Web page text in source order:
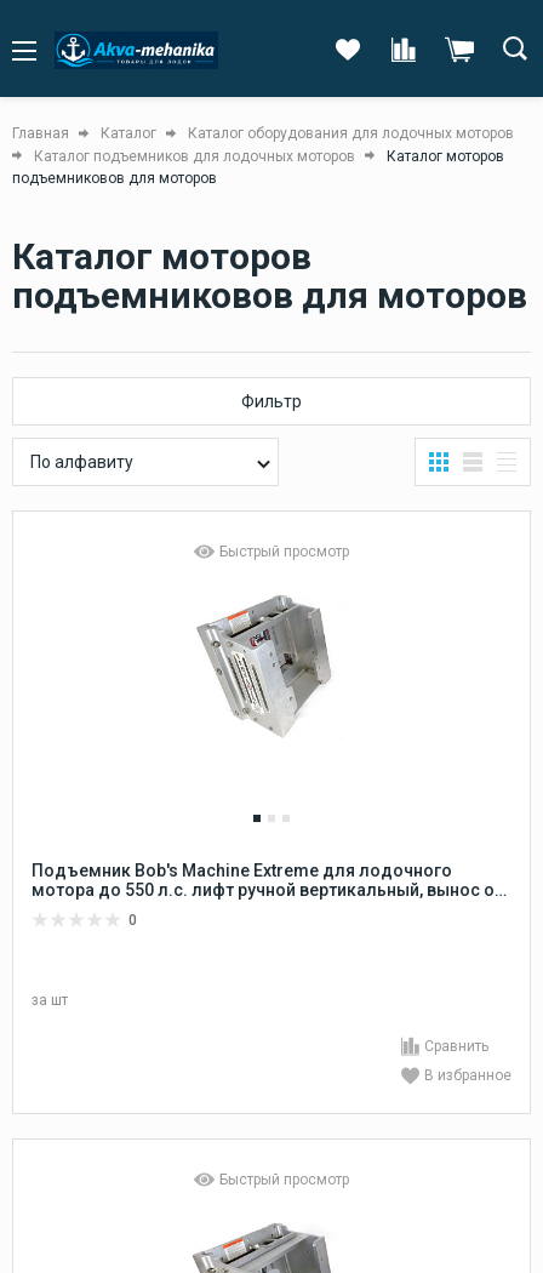
Главная Каталог
Каталог оборудования для лодочных моторов
Каталог подъемников для лодочных моторов
Каталог моторов
подъемниковов для моторов
Каталог моторов
подъемниковов для моторов
Фильтр
По алфавиту
Быстрый просмотр
Подъемник Bob's Machine Extreme для лодочного
мотора до 550 л.с. лифт ручной вертикальный, вынос от
транца 200 мм
0
за шт
Сравнить
В избранное
Быстрый просмотр